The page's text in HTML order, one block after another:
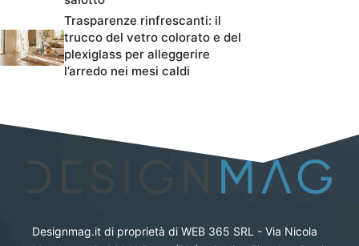
Trasparenze rinfrescanti: il
trucco del vetro colorato e del
plexiglass per alleggerire
l’arredo nei mesi caldi
Designmag.it di proprietà di WEB 365 SRL - Via Nicola